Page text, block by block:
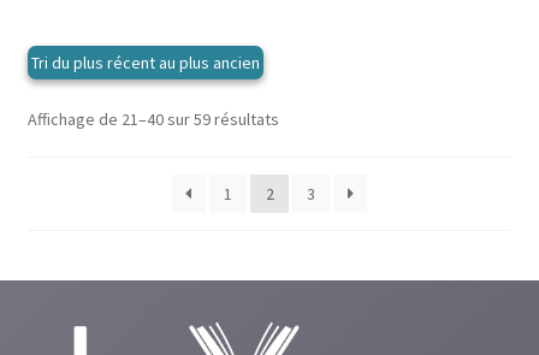
Affichage de 21–40 sur 59 résultatsTrié
plus
récent
ancien
1 2 3